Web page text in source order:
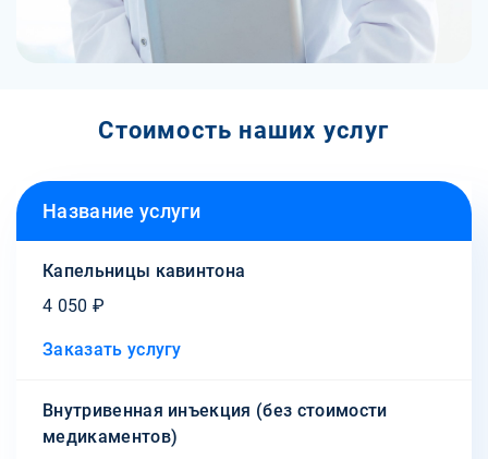
Стоимость наших услуг
Название услуги
Капельницы кавинтона
4 050 ₽
Заказать услугу
Внутривенная инъекция (без стоимости
медикаментов)